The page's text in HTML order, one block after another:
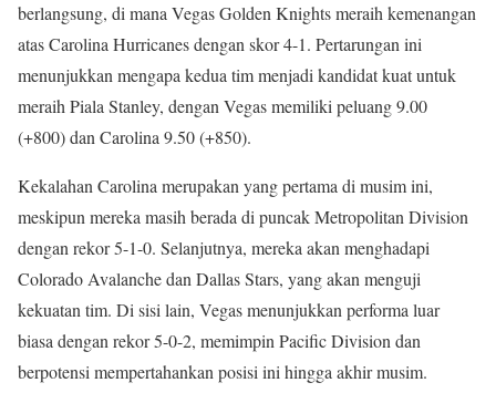
berlangsung, di mana Vegas Golden Knights meraih kemenangan
atas Carolina Hurricanes dengan skor 4-1. Pertarungan ini
menunjukkan mengapa kedua tim menjadi kandidat kuat untuk
meraih Piala Stanley, dengan Vegas memiliki peluang 9.00
(+800) dan Carolina 9.50 (+850).
Kekalahan Carolina merupakan yang pertama di musim ini,
meskipun mereka masih berada di puncak Metropolitan Division
dengan rekor 5-1-0. Selanjutnya, mereka akan menghadapi
Colorado Avalanche dan Dallas Stars, yang akan menguji
kekuatan tim. Di sisi lain, Vegas menunjukkan performa luar
biasa dengan rekor 5-0-2, memimpin Pacific Division dan
berpotensi mempertahankan posisi ini hingga akhir musim.